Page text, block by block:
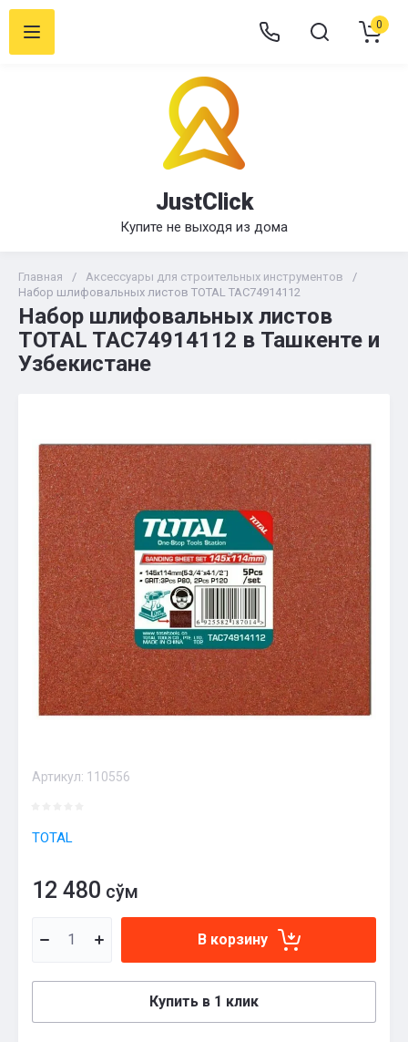
JustClick
Купите не выходя из дома
0
Главная / Аксессуары для строительных инструментов
/
Набор шлифовальных листов TOTAL TAC74914112
Набор шлифовальных листов
TOTAL TAC74914112 в Ташкенте и
Узбекистане
Артикул: 110556
TOTAL
12 480 сўм
В корзину
Купить в 1 клик